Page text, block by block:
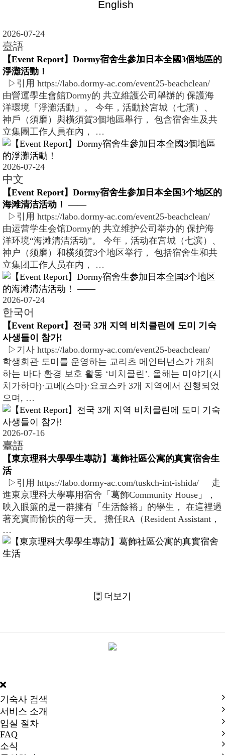
English
2026-07-24
臺語
【Event Report】Dormy宿舍生參加日本全國3個地區的
淨灘活動！
▷引用 https://labo.dormy-ac.com/event25-beachclean/
由營運學生會館Dormy的 共立維護公司舉辦的 保護海
洋環境「淨灘活動」。 今年，活動於宮城（七濱）、
神戶（須磨）與橫須賀3個地區舉行， 包含宿舍生及共
立集團工作人員在內， …
2026-07-24
中文
【Event Report】Dormy宿舍生参加日本全国3个地区的
海滩清洁活动！ ――
▷引用 https://labo.dormy-ac.com/event25-beachclean/
由运营学生会馆Dormy的 共立维护公司举办的 保护海
洋环境“海滩清洁活动”。 今年，活动在宫城（七滨）、
神户（须磨）和横须贺3个地区举行， 包括宿舍生和共
立集团工作人员在内， …
2026-07-24
한국어
【Event Report】전국 3개 지역 비치클린에 도미 기숙
사생들이 참가!
▷기사 https://labo.dormy-ac.com/event25-beachclean/
학생회관 도미를 운영하는 교리츠 메인터넌스가 개최
하는 바다 환경 보호 활동 ‘비치클린’. 올해는 미야기(시
치가하마)·고베(스마)·요코스카 3개 지역에서 진행되었
으며, …
2026-07-16
臺語
【東京理科大學學生專訪】葛飾社區公寓的真實宿舍生
活
▷引用 https://labo.dormy-ac.com/tuskch-int-ishida/ 走
進東京理科大學專用宿舍「葛飾Community House」，
映入眼簾的是一群擁有「生活餘裕」的學生， 在這裡過
著充實而愉快的每一天。 擔任RA（Resident Assistant，
…
더보기
기숙사 검색
서비스 소개
입실 절차
FAQ
소식